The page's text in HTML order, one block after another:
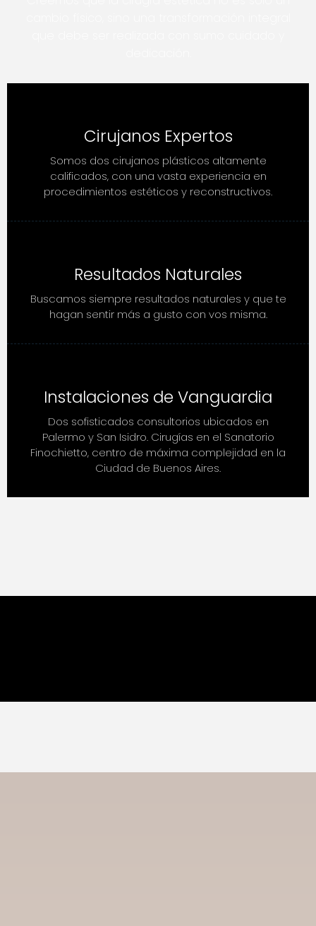
Cirujanos Expertos
Somos dos cirujanos plásticos altamente
calificados, con una vasta experiencia en
procedimientos estéticos y reconstructivos.
Resultados Naturales
Buscamos siempre resultados naturales y que te
hagan sentir más a gusto con vos misma.
Instalaciones de Vanguardia
Dos sofisticados consultorios ubicados en
Palermo y San Isidro. Cirugías en el Sanatorio
Finochietto, centro de máxima complejidad en la
Ciudad de Buenos Aires.